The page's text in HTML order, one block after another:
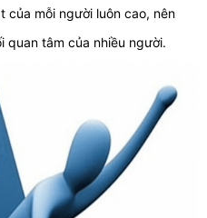
của mỗi người luôn cao, nên
quan tâm của nhiều người.